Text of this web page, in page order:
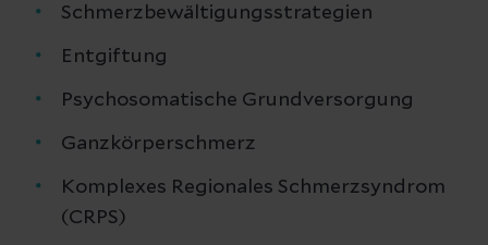
Schmerzbewältigungsstrategien
Entgiftung
Psychosomatische Grundversorgung
Ganzkörperschmerz
Komplexes Regionales Schmerzsyndrom
(CRPS)